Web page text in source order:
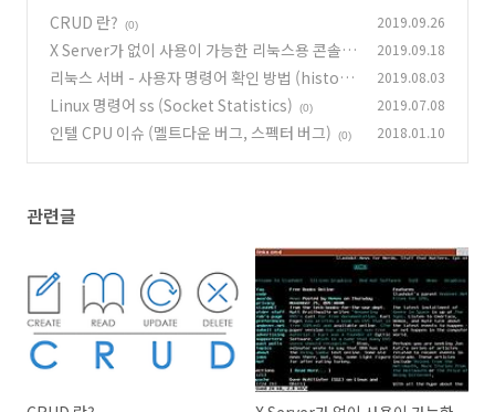
CRUD 란?
(0) 2019.09.26
X Server가 없이 사용이 가능한 리눅스용 콘솔
(터미널용) 텍스트 모드 웹 브라우저 (0)
2019.09.18
리눅스 서버 - 사용자 명령어 확인 방법 (histor
y)
(0)
2019.08.03
Linux 명령어 ss (Socket Statistics) (0) 2019.07.08
인텔 CPU 이슈 (멜트다운 버그, 스펙터 버그) (0) 2018.01.10
관련글